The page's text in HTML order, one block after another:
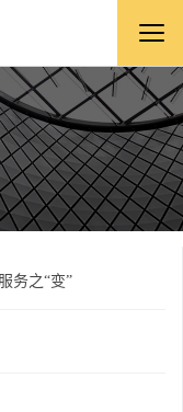
务之“变”